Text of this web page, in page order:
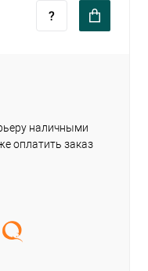
наличными
оплатить заказ